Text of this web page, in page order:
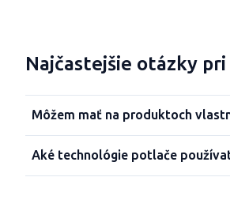
Najčastejšie otázky
Môžem mať na produktoch
Aké technológie potlače